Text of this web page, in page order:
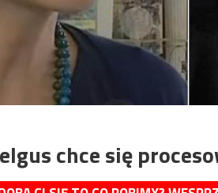
chce się